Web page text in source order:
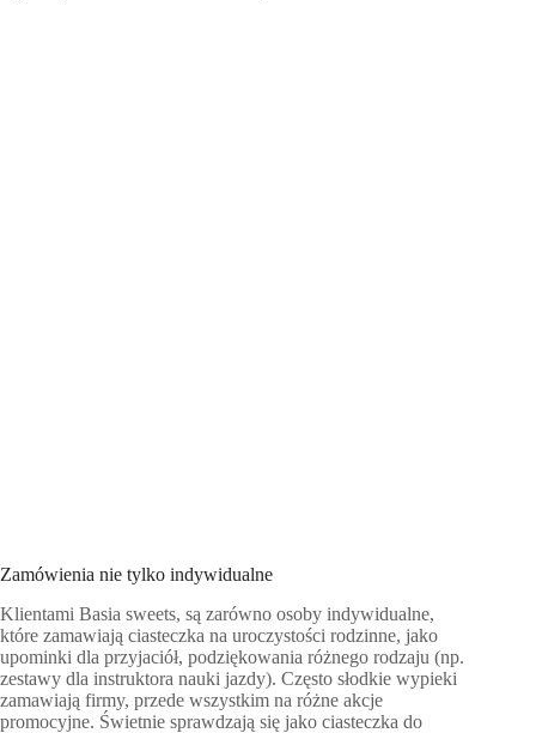
Zamówienia nie tylko indywidualne
Klientami Basia sweets, są zarówno osoby indywidualne,
które zamawiają ciasteczka na uroczystości rodzinne, jako
upominki dla przyjaciół, podziękowania różnego rodzaju (np.
zestawy dla instruktora nauki jazdy). Często słodkie wypieki
zamawiają firmy, przede wszystkim na różne akcje
promocyjne. Świetnie sprawdzają się jako ciasteczka do